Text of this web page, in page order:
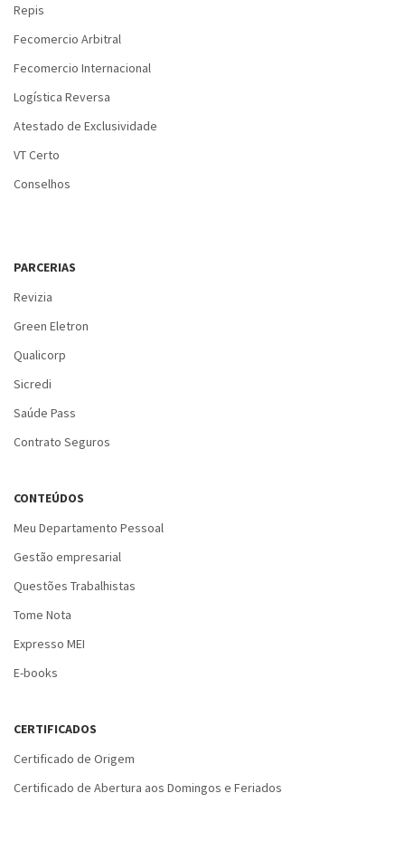
Repis
Fecomercio Arbitral
Fecomercio Internacional
Logística Reversa
Atestado de Exclusividade
VT Certo
Conselhos
PARCERIAS
Revizia
Green Eletron
Qualicorp
Sicredi
Saúde Pass
Contrato Seguros
CONTEÚDOS
Meu Departamento Pessoal
Gestão empresarial
Questões Trabalhistas
Tome Nota
Expresso MEI
E-books
CERTIFICADOS
Certificado de Origem
Certificado de Abertura aos Domingos e Feriados